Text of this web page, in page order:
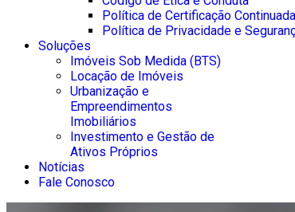
Política de Certificação Continuada
Política de Privacidade e
Soluções
Imóveis Sob Medida (BTS)
Locação de Imóveis
Urbanização e
Empreendimentos
Imobiliários
Investimento e Gestão de
Ativos Próprios
Notícias
Fale Conosco